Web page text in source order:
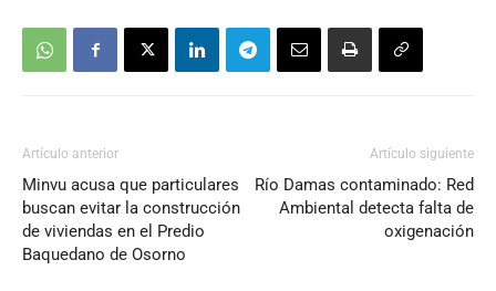
Artículo anterior
Minvu acusa que particulares
buscan evitar la construcción
de viviendas en el Predio
Baquedano de Osorno
Artículo siguiente
Río Damas contaminado: Red
Ambiental detecta falta de
oxigenación